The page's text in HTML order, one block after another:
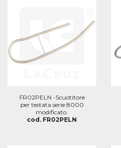
FR02PELN -Scuotitore
per testata serie 8000
modificato.
cod. FR02PELN